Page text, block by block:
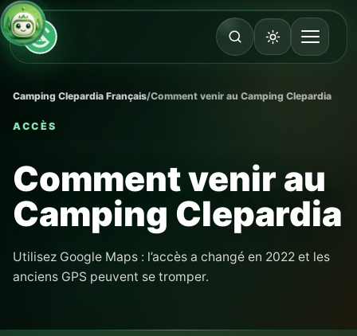
Camping Clepardia Français/Comment venir au Camping Clepardia
ACCÈS
Comment venir au
Camping Clepardia
Utilisez Google Maps : l’accès a changé en 2022 et les
anciens GPS peuvent se tromper.